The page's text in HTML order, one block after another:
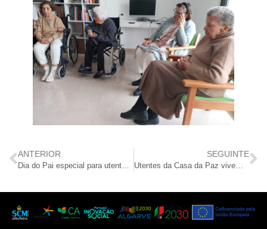
ANTERIOR SEGUINTE
Utentes da Casa da Paz vivem dia de “cientistas” no Centro de Ciência Viva de Faro